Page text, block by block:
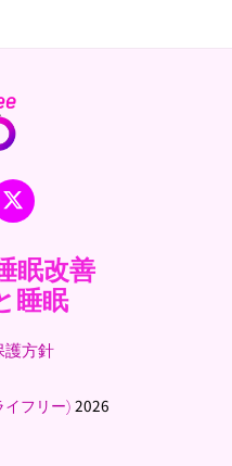
X
眠改善
睡眠
護方針
フリー)2026